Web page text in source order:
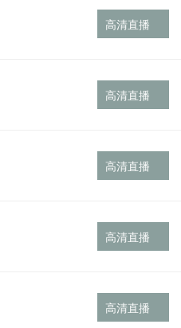
高清直播
高清直播
高清直播
高清直播
高清直播